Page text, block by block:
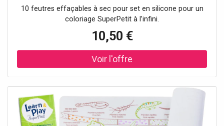
10 feutres effaçables à sec pour set en silicone pour un
coloriage SuperPetit à l’infini.
10,50 €